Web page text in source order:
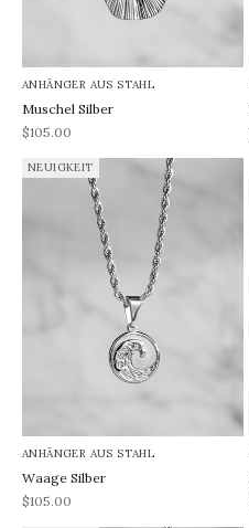
ANHÄNGER AUS STAHL
Muschel Silber
REA-pris
$105.00
NEUIGKEIT
ANHÄNGER AUS STAHL
Waage Silber
REA-pris
$105.00